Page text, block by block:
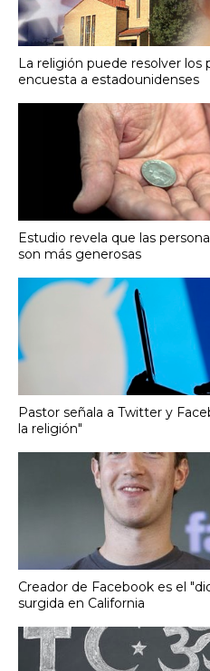
La religión puede resolver los
encuesta a estadounidenses
Estudio revela que las
son más generosas
Pastor señala a Twitter y
la religión"
Creador de Facebook es el
surgida en California